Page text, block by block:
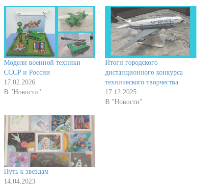
Модели военной техники
СССР и России
17.02.2026
В "Новости"
Итоги городского
дистанционного конкурса
технического творчества
17.12.2025
В "Новости"
Путь к звездам
14.04.2023